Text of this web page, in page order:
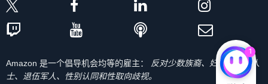
Amazon 是一个倡导机会均等的雇主：
反对少数族裔、妇女、残疾人
士、退伍军人、性别认同和性取向歧视。
1